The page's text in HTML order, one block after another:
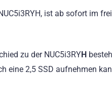
ist ab sofort im
zu der NUC5i3RYH
eine 2,5 SSD aufnehmen